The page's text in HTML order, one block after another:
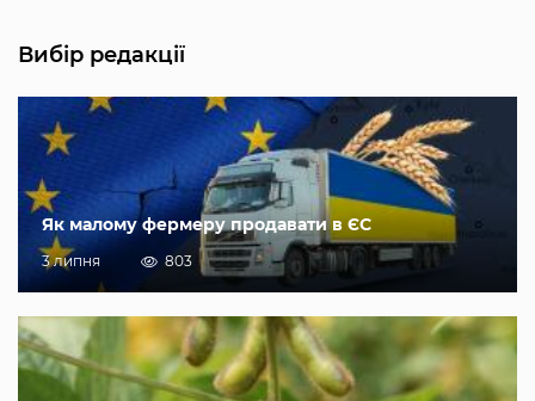
Вибір редакції
Як малому фермеру продавати в ЄС
3 липня 803